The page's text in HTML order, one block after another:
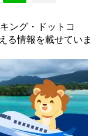
ング・ドットコ
る情報を載せていま